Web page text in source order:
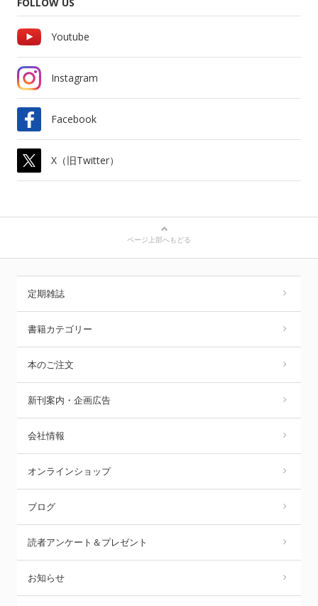
Youtube
Instagram
Facebook
X（旧Twitter）
ページ上部へもどる
定期雑誌
書籍カテゴリー
本のご注文
新刊案内・企画広告
会社情報
オンラインショップ
ブログ
読者アンケート＆プレゼント
お知らせ